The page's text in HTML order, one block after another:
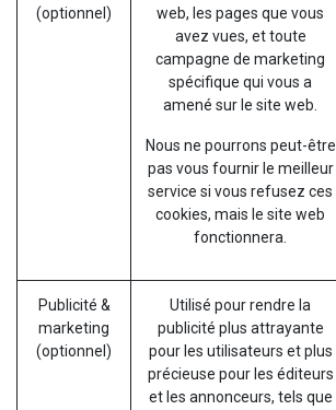
(optionnel)
web, les pages que vous
avez vues, et toute
campagne de marketing
spécifique qui vous a
amené sur le site web.
Nous ne pourrons peut-être
pas vous fournir le meilleur
service si vous refusez ces
cookies, mais le site web
fonctionnera.
Publicité &
marketing
(optionnel)
Utilisé pour rendre la
publicité plus attrayante
pour les utilisateurs et plus
précieuse pour les éditeurs
et les annonceurs, tels que